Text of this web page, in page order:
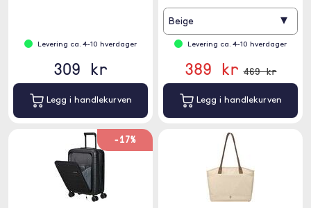
Levering ca. 4-10 hverdager
309 kr
Legg i handlekurven
Beige ▾
Levering ca. 4-10 hverdager
389 kr 469 kr
Legg i handlekurven
-17%